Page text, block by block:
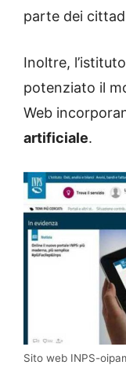
parte dei
Inoltre,
potenziato il
Web
artificiale.
Sito web INPS-